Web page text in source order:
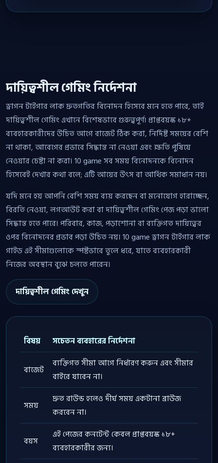
দায়িত্বশীল গেমিং নির্দেশনা
ড্রাগন টাইগার লাক দ্রুতগতির বিনোদন হিসেবে মনে হতে পারে, তাই
দায়িত্বশীল গেমিং এখানে বিশেষভাবে গুরুত্বপূর্ণ। প্রাপ্তবয়স্ক ১৮+
ব্যবহারকারীদের উচিত আগে বাজেট ঠিক করা, নির্দিষ্ট সময়ের বেশি
না থাকা, আবেগের প্রভাবে সিদ্ধান্ত না নেওয়া এবং ক্ষতি পুষিয়ে
নেওয়ার চেষ্টা না করা। 10 game সব সময় বিনোদনকে বিনোদন
হিসেবেই দেখার কথা বলে; এটি আয়ের উৎস বা আর্থিক সমাধান নয়।
যদি মনে হয় আপনি বেশি সময় ব্যয় করছেন বা মনোযোগ হারাচ্ছেন,
বিরতি নেওয়া, লগআউট করা বা দায়িত্বশীল গেমিং পেজ পড়া ভালো
সিদ্ধান্ত হতে পারে। পরিবার, কাজ, পড়াশোনা বা ব্যক্তিগত দায়িত্বের
ওপর বিনোদনের প্রভাব পড়া উচিত নয়। 10 game ড্রাগন টাইগার লাক
গাইড এই সীমাগুলোকে স্পষ্টভাবে তুলে ধরে, যাতে ব্যবহারকারী
নিজের অবস্থান বুঝে চলতে পারেন।
দায়িত্বশীল গেমিং দেখুন
বিষয় সচেতন ব্যবহারের নির্দেশনা
বাজেট
ব্যক্তিগত সীমা আগে নির্ধারণ করুন এবং সীমার
বাইরে যাবেন না।
সময়
দ্রুত রাউন্ড হলেও দীর্ঘ সময় একটানা ব্রাউজ
করবেন না।
বয়স
এই পেজের কনটেন্ট কেবল প্রাপ্তবয়স্ক ১৮+
ব্যবহারকারীর জন্য।